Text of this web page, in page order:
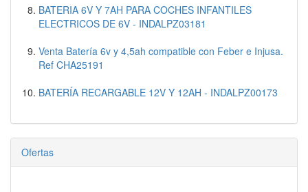
BATERIA 6V Y 7AH PARA COCHES INFANTILES
ELECTRICOS DE 6V - INDALPZ03181
Venta Batería 6v y 4,5ah compatible con Feber e Injusa.
Ref CHA25191
BATERÍA RECARGABLE 12V Y 12AH - INDALPZ00173
Ofertas